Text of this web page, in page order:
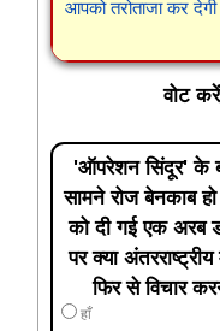
आपको तरोताजा कर
वोट करें
'ऑपरेशन सिंदूर' के
सामने रोज बेनकाब हो
को दी गई एक अरब
पर क्या
फिर से विचार
हाँ